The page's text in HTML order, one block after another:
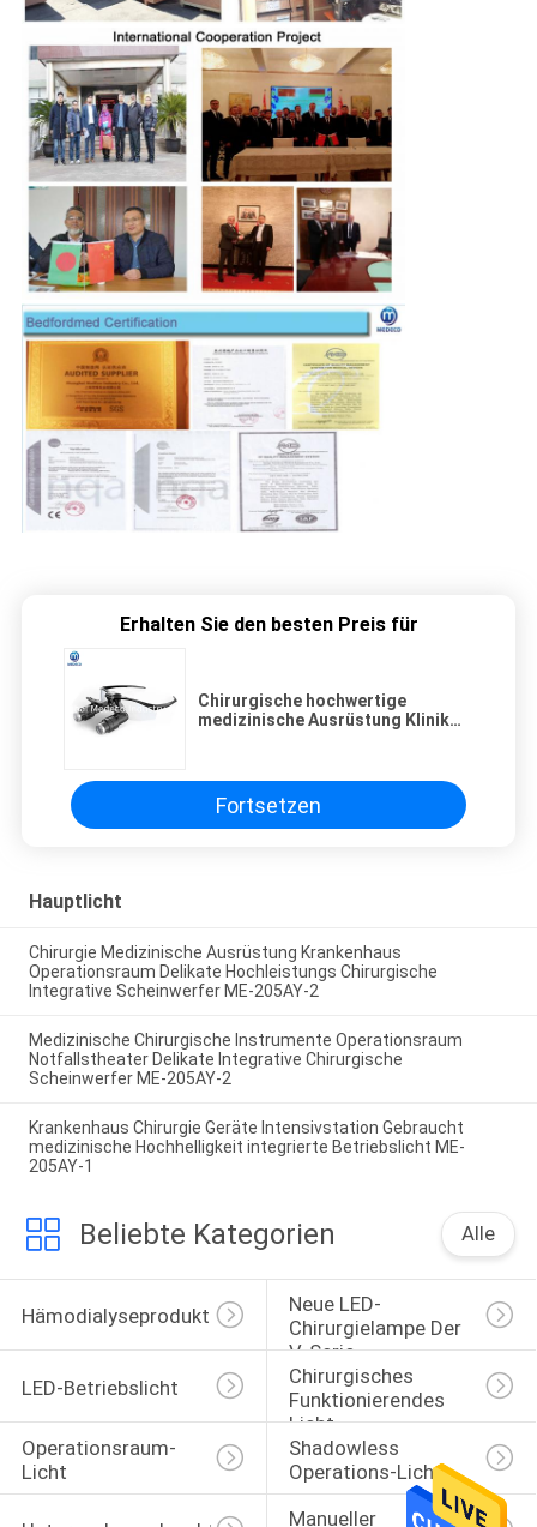
Erhalten Sie den besten Preis für
Chirurgische hochwertige
medizinische Ausrüstung Klinik
501K-1
Fortsetzen
Hauptlicht
Chirurgie Medizinische Ausrüstung Krankenhaus
Operationsraum Delikate Hochleistungs Chirurgische
Integrative Scheinwerfer ME-205AY-2
Medizinische Chirurgische Instrumente Operationsraum
Notfallstheater Delikate Integrative Chirurgische
Scheinwerfer ME-205AY-2
Krankenhaus Chirurgie Geräte Intensivstation Gebraucht
medizinische Hochhelligkeit integrierte Betriebslicht ME-
205AY-1
Beliebte Kategorien Alle
Hämodialyseprodukte
Neue LED-
Chirurgielampe Der
V-Serie
LED-Betriebslicht
Chirurgisches
Funktionierendes
Licht
Operationsraum-
Licht
Shadowless
Operations-Licht
Manueller